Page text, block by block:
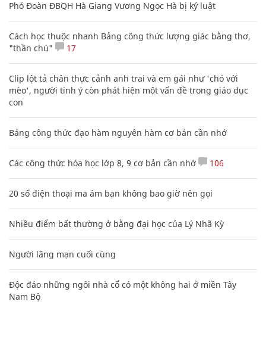
Phó Đoàn ĐBQH Hà Giang Vương Ngọc Hà bị kỷ luật
Cách học thuộc nhanh Bảng công thức lượng giác bằng thơ,
"thần chú"
17
Clip lột tả chân thực cảnh anh trai và em gái như 'chó với
mèo', người tinh ý còn phát hiện một vấn đề trong giáo dục
con
Bảng công thức đạo hàm nguyên hàm cơ bản cần nhớ
Các công thức hóa học lớp 8, 9 cơ bản cần nhớ 106
20 số điện thoại ma ám bạn không bao giờ nên gọi
Nhiều điểm bất thường ở bằng đại học của Lý Nhã Kỳ
Người lãng mạn cuối cùng
Độc đáo những ngôi nhà cổ có một không hai ở miền Tây
Nam Bộ